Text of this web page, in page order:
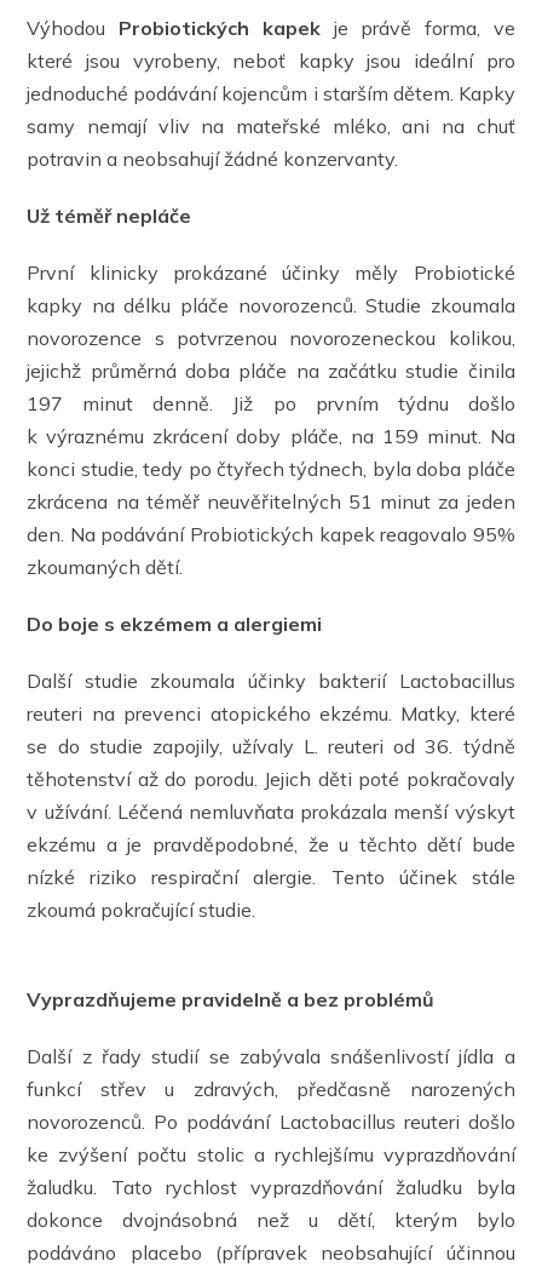
Výhodou Probiotických kapekje právě forma, ve
které jsou vyrobeny, neboť kapky jsou ideální pro
jednoduché podávání kojencům i starším dětem. Kapky
samy nemají vliv na mateřské mléko, ani na chuť
potravin a neobsahují žádné konzervanty.
Už téměř nepláče
První klinicky prokázané účinky měly Probiotické
kapky na délku pláče novorozenců. Studie zkoumala
novorozence s potvrzenou novorozeneckou kolikou,
jejichž průměrná doba pláče na začátku studie činila
197 minut denně. Již po prvním týdnu došlo
k výraznému zkrácení doby pláče, na 159 minut. Na
konci studie, tedy po čtyřech týdnech, byla doba pláče
zkrácena na téměř neuvěřitelných 51 minut za jeden
den. Na podávání Probiotických kapek reagovalo 95%
zkoumaných dětí.
Do boje s ekzémem a alergiemi
Další studie zkoumala účinky bakterií Lactobacillus
reuteri na prevenci atopického ekzému. Matky, které
se do studie zapojily, užívaly L. reuteri od 36. týdně
těhotenství až do porodu. Jejich děti poté pokračovaly
v užívání. Léčená nemluvňata prokázala menší výskyt
ekzému a je pravděpodobné, že u těchto dětí bude
nízké riziko respirační alergie. Tento účinek stále
zkoumá pokračující studie.
Vyprazdňujeme pravidelně a bez problémů
Další z řady studií se zabývala snášenlivostí jídla a
funkcí střev u zdravých, předčasně narozených
novorozenců. Po podávání Lactobacillus reuteri došlo
ke zvýšení počtu stolic a rychlejšímu vyprazdňování
žaludku. Tato rychlost vyprazdňování žaludku byla
dokonce dvojnásobná než u dětí, kterým bylo
podáváno placebo (přípravek neobsahující účinnou